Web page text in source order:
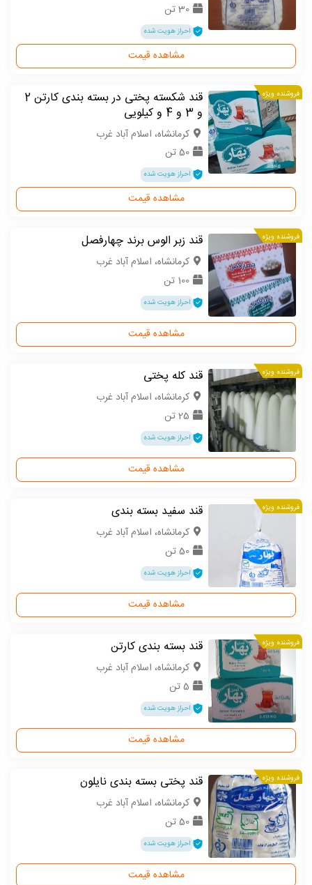
30 تن
احراز هویت شده
مشاهده قیمت
فروشنده ویژه
قند شکسته پختی در بسته بندی کارتن 2
و 3 و 4 و کیلویی
كرمانشاه، اسلام آباد غرب
50 تن
احراز هویت شده
مشاهده قیمت
فروشنده ویژه قند زبر الوس برند چهارفصل
كرمانشاه، اسلام آباد غرب
100 تن
احراز هویت شده
مشاهده قیمت
فروشنده ویژه قند کله پختی
كرمانشاه، اسلام آباد غرب
25 تن
احراز هویت شده
مشاهده قیمت
فروشنده ویژه قند سفید بسته بندی
كرمانشاه، اسلام آباد غرب
50 تن
احراز هویت شده
مشاهده قیمت
فروشنده ویژه قند بسته بندی کارتن
كرمانشاه، اسلام آباد غرب
5 تن
احراز هویت شده
مشاهده قیمت
فروشنده ویژه قند پختی بسته بندی نایلون
كرمانشاه، اسلام آباد غرب
50 تن
احراز هویت شده
مشاهده قیمت